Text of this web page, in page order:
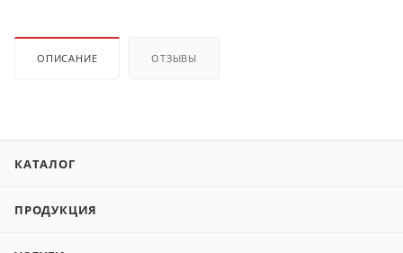
ОПИСАНИЕ ОТЗЫВЫ
КАТАЛОГ
ПРОДУКЦИЯ